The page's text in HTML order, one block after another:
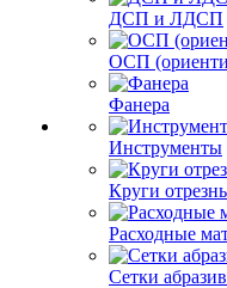
ДСП и ЛДСП
ОСП
Фанера
Инструменты
Круги
Расходные
Сетки